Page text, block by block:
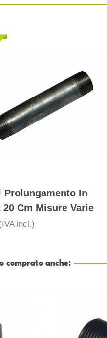
Prolungamento In
20 Cm Misure Varie
(IVA incl.)
comprato anche: